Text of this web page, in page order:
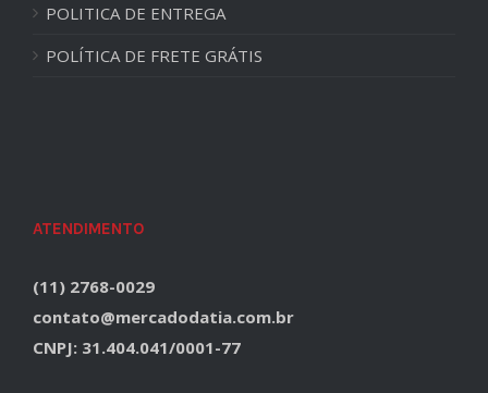
POLITICA DE ENTREGA
POLÍTICA DE FRETE GRÁTIS
ATENDIMENTO
(11) 2768-0029
contato@mercadodatia.com.br
CNPJ: 31.404.041/0001-77